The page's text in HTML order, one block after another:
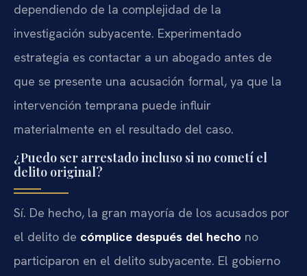
dependiendo de la complejidad de la
investigación subyacente. Experimentado
estrategia es contactar a un abogado antes de
que se presente una acusación formal, ya que la
intervención temprana puede influir
materialmente en el resultado del caso.
¿Puedo ser arrestado incluso si no cometí el
delito original?
Sí. De hecho, la gran mayoría de los acusados por
el delito de cómplice después del hecho no
participaron en el delito subyacente. El gobierno